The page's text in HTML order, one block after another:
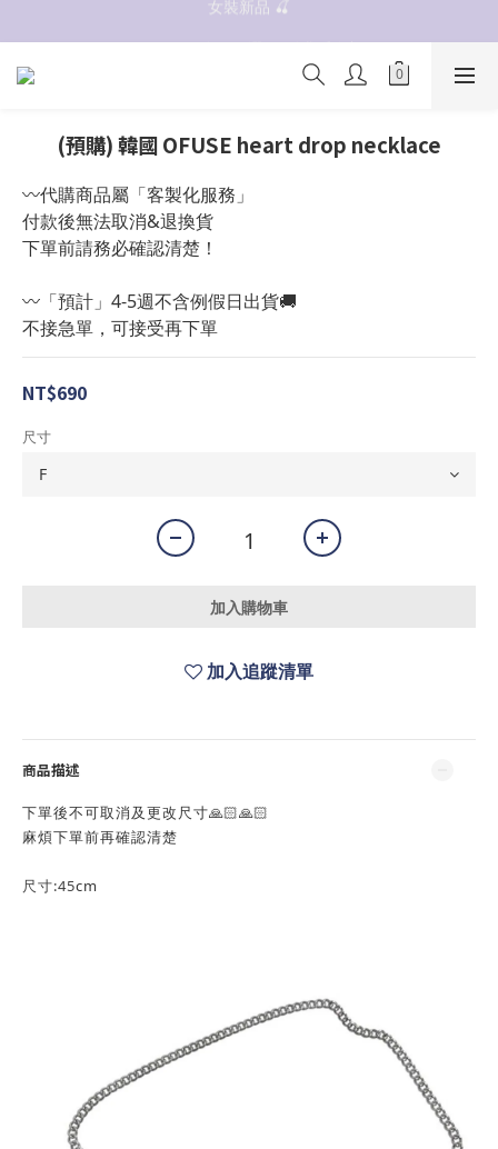
抗UV 50+防曬外套 $299🧊🧊
✨OWALA多款任選✨  點我看全部
抗UV 50+防曬外套 $299🧊🧊
(預購) 韓國 OFUSE heart drop necklace
〰️代購商品屬「客製化服務」
付款後無法取消&退換貨
下單前請務必確認清楚！
〰️「預計」4-5週不含例假日出貨🚚
不接急單，可接受再下單
NT$690
尺寸
加入購物車
加入追蹤清單
商品描述
下單後不可取消及更改尺寸🙏🏻🙏🏻
麻煩下單前再確認清楚
尺寸:45cm